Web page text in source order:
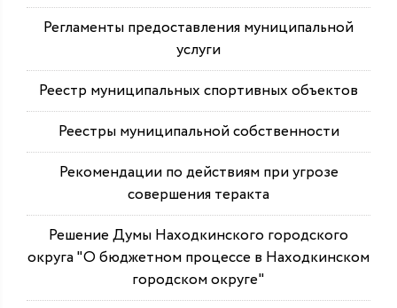
Регламенты предоставления муниципальной
услуги
Реестр муниципальных спортивных объектов
Реестры муниципальной собственности
Рекомендации по действиям при угрозе
совершения теракта
Решение Думы Находкинского городского
округа "О бюджетном процессе в Находкинском
городском округе"